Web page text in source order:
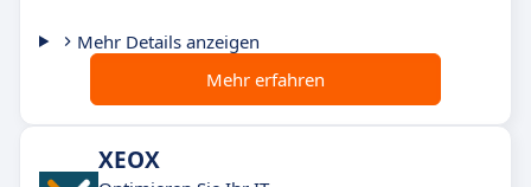
Mehr Details anzeigen
Mehr erfahren
XEOX